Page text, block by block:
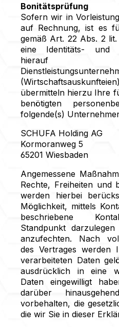
Bonitätsprüfung
Sofern wir in
auf Rechnung, ist es
gemäß Art. 22 Abs. 2
eine Identitäts- und
hierauf
übermitteln hierzu Ihre
benötigten
folgende(s)
SCHUFA Holding AG
Kormoranweg 5
65201 Wiesbaden
Angemessene
Rechte, Freiheiten und
werden hierbei
Möglichkeit, mittels
beschriebene
Standpunkt
anzufechten. Nach
des Vertrages werden
verarbeiteten Daten
ausdrücklich in eine
Daten eingewilligt
darüber
vorbehalten, die
die wir Sie in dieser